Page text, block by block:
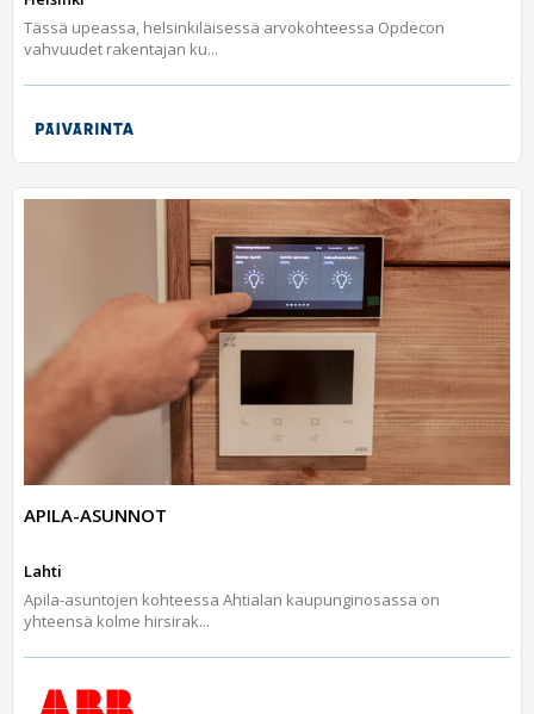
Tässä upeassa, helsinkiläisessä arvokohteessa Opdecon
vahvuudet rakentajan ku...
APILA-ASUNNOT
Lahti
Apila-asuntojen kohteessa Ahtialan kaupunginosassa on
yhteensä kolme hirsirak...